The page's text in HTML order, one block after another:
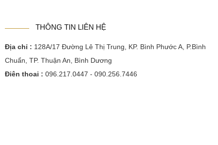
THÔNG TIN LIÊN HỆ
Địa chỉ : 128A/17 Đường Lê Thị Trung, KP. Bình Phước A, P.Bình
Chuẩn, TP. Thuận An, Bình Dương
Điện thoại : 096.217.0447 - 090.256.7446